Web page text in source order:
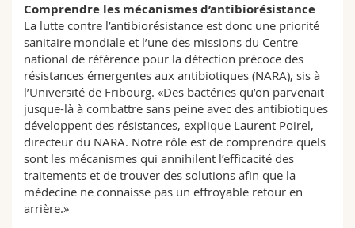
Comprendre les mécanismes d’antibiorésistance
La lutte contre l’antibiorésistance est donc une priorité
sanitaire mondiale et l’une des missions du Centre
national de référence pour la détection précoce des
résistances émergentes aux antibiotiques (NARA), sis à
l’Université de Fribourg. «Des bactéries qu’on parvenait
jusque-là à combattre sans peine avec des antibiotiques
développent des résistances, explique Laurent Poirel,
directeur du NARA. Notre rôle est de comprendre quels
sont les mécanismes qui annihilent l’efficacité des
traitements et de trouver des solutions afin que la
médecine ne connaisse pas un effroyable retour en
arrière.»